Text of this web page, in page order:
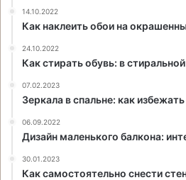
14.10.2022
Как наклеить обои на
24.10.2022
Как стирать обувь: в
07.02.2023
Зеркала в спальне: как
06.09.2022
Дизайн маленького балкона:
30.01.2023
Как самостоятельно снести